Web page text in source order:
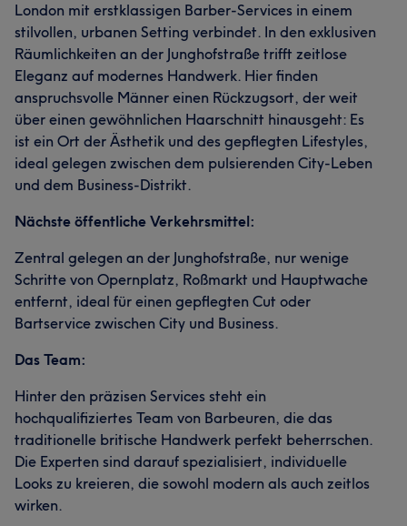
London mit erstklassigen Barber-Services in einem
stilvollen, urbanen Setting verbindet. In den exklusiven
Räumlichkeiten an der Junghofstraße trifft zeitlose
Eleganz auf modernes Handwerk. Hier finden
anspruchsvolle Männer einen Rückzugsort, der weit
über einen gewöhnlichen Haarschnitt hinausgeht: Es
ist ein Ort der Ästhetik und des gepflegten Lifestyles,
ideal gelegen zwischen dem pulsierenden City-Leben
und dem Business-Distrikt.
Nächste öffentliche Verkehrsmittel:
Zentral gelegen an der Junghofstraße, nur wenige
Schritte von Opernplatz, Roßmarkt und Hauptwache
entfernt, ideal für einen gepflegten Cut oder
Bartservice zwischen City und Business.
Das Team:
Hinter den präzisen Services steht ein
hochqualifiziertes Team von Barbeuren, die das
traditionelle britische Handwerk perfekt beherrschen.
Die Experten sind darauf spezialisiert, individuelle
Looks zu kreieren, die sowohl modern als auch zeitlos
wirken.